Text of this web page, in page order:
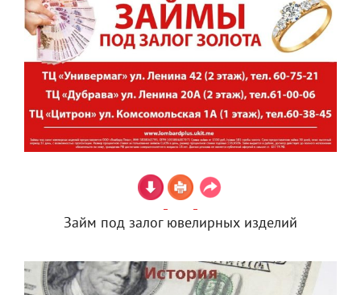
Займ под залог ювелирных изделий